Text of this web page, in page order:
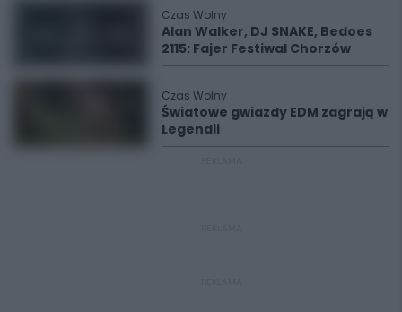
Czas Wolny
Alan Walker, DJ SNAKE, Bedoes
2115: Fajer Festiwal Chorzów
Czas Wolny
Światowe gwiazdy EDM zagrają w
Legendii